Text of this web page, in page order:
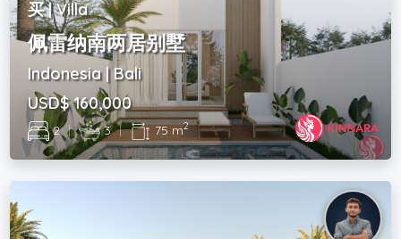
买 | Villa
佩雷纳南两居别墅
Indonesia | Bali
USD$ 160,000
2 | 3 | 75 m2